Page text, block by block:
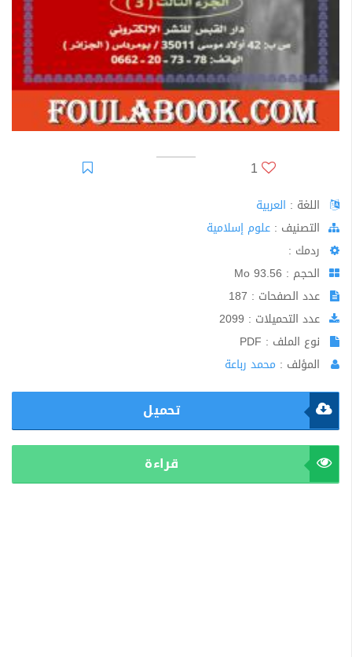
1
اللغة : العربية
اﻟﺘﺼﻨﻴﻒ : علوم إسلامية
ردمك :
الحجم : 93.56 Mo
عدد الصفحات : 187
عدد التحميلات : 2099
نوع الملف : PDF
المؤلف : محمد رباعة
تحميل
قراءة